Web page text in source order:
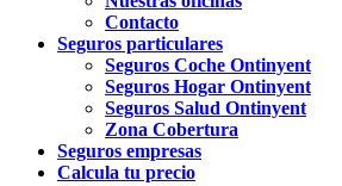
Contacto
Seguros particulares
Seguros Coche Ontinyent
Seguros Hogar Ontinyent
Seguros Salud Ontinyent
Zona Cobertura
Seguros empresas
Calcula tu precio